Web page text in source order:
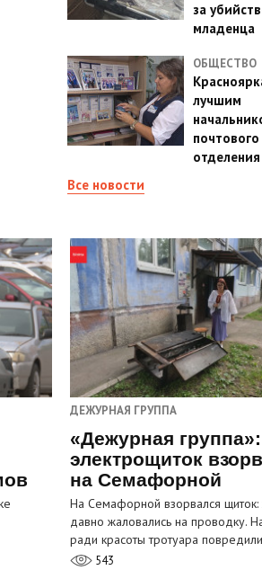
за
младенца
ОБЩЕСТВО
лучшим
почтового
отделения
Все новости
ДЕЖУРНАЯ ГРУППА
«Дежурная группа»:
электрощиток
на Семафорной
На Семафорной взорвался щиток:
давно жаловались на проводку.
ради красоты тротуара
543